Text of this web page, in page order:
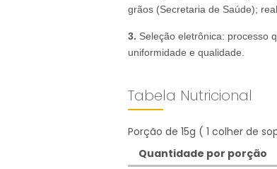
grãos (Secretaria de Saúde);
3. Seleção eletrônica: processo
uniformidade e qualidade.
Tabela Nutricional
Porção de 15g ( 1 colher de
Quantidade por porção